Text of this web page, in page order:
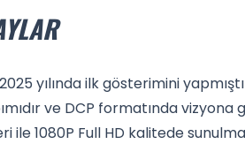
yılında ilk gösterimini
ve DCP formatında
ile 1080P Full HD kalitede